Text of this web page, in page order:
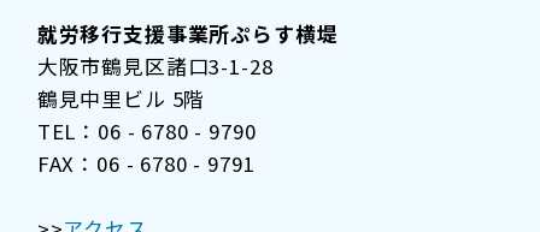
就労移行支援事業所ぷらす横堤
大阪市鶴見区諸口3-1-28
鶴見中里ビル 5階
TEL：06 - 6780 - 9790
FAX：06 - 6780 - 9791